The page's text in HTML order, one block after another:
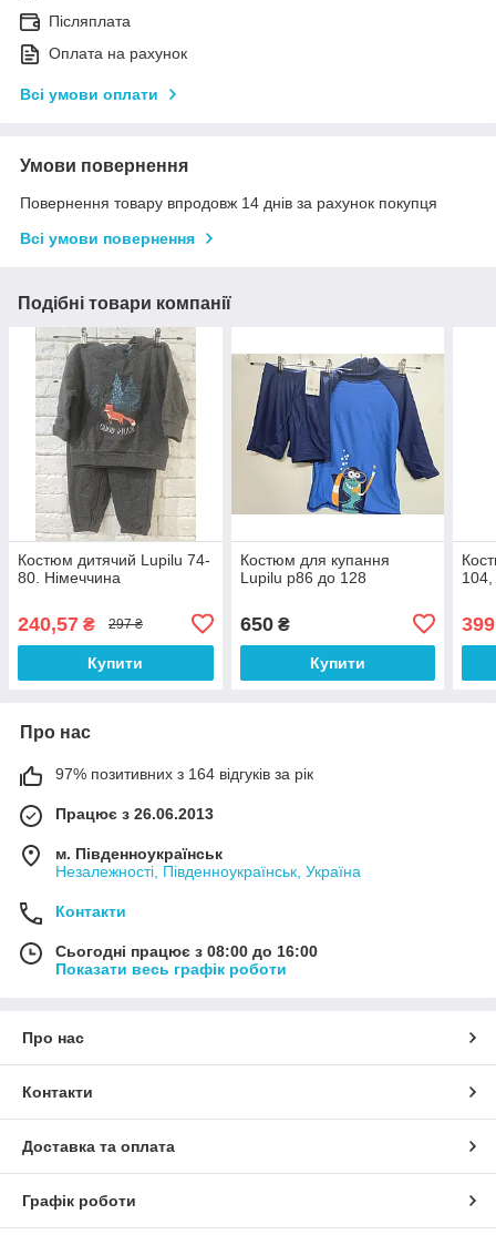
Післяплата
Оплата на рахунок
Всі умови оплати
Умови повернення
Повернення товару впродовж 14 днів за рахунок покупця
Всі умови повернення
Подібні товари компанії
Костюм дитячий Lupilu 74-
80. Німеччина
240,57 ₴ 297 ₴
Купити
Костюм для купання
Lupilu р86 до 128
650₴
Купити
104,
399
Про нас
97% позитивних з 164 відгуків за рік
Працює з 26.06.2013
м. Південноукраїнськ
Незалежності, Південноукраїнськ, Україна
Контакти
Сьогодні працює з 08:00 до 16:00
Показати весь графік роботи
Про нас
Контакти
Доставка та оплата
Графік роботи